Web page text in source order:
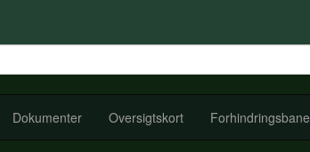
Dokumenter Oversigtskort Forhindringsbane